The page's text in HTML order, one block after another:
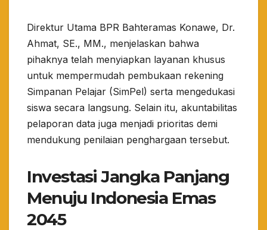
​Direktur Utama BPR Bahteramas Konawe, Dr.
Ahmat, SE., MM., menjelaskan bahwa
pihaknya telah menyiapkan layanan khusus
untuk mempermudah pembukaan rekening
Simpanan Pelajar (SimPel) serta mengedukasi
siswa secara langsung. Selain itu, akuntabilitas
pelaporan data juga menjadi prioritas demi
mendukung penilaian penghargaan tersebut.
Investasi Jangka Panjang
Menuju Indonesia Emas
2045